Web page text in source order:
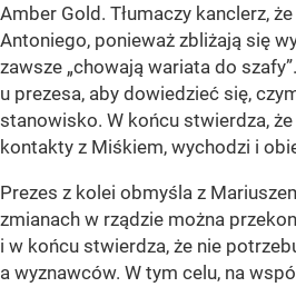
Amber Gold. Tłumaczy kanclerz,
Antoniego, ponieważ zbliżają się
zawsze „chowają wariata do
u prezesa, aby dowiedzieć się,
stanowisko. W końcu stwierdza,
kontakty z Miśkiem, wychodzi i
Prezes z kolei obmyśla z
zmianach w rządzie można
i w końcu stwierdza, że nie
a wyznawców. W tym celu, na